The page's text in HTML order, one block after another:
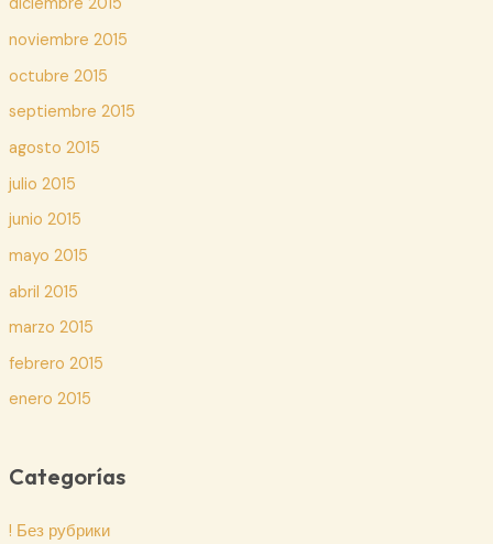
diciembre 2015
noviembre 2015
octubre 2015
septiembre 2015
agosto 2015
julio 2015
junio 2015
mayo 2015
abril 2015
marzo 2015
febrero 2015
enero 2015
Categorías
! Без рубрики